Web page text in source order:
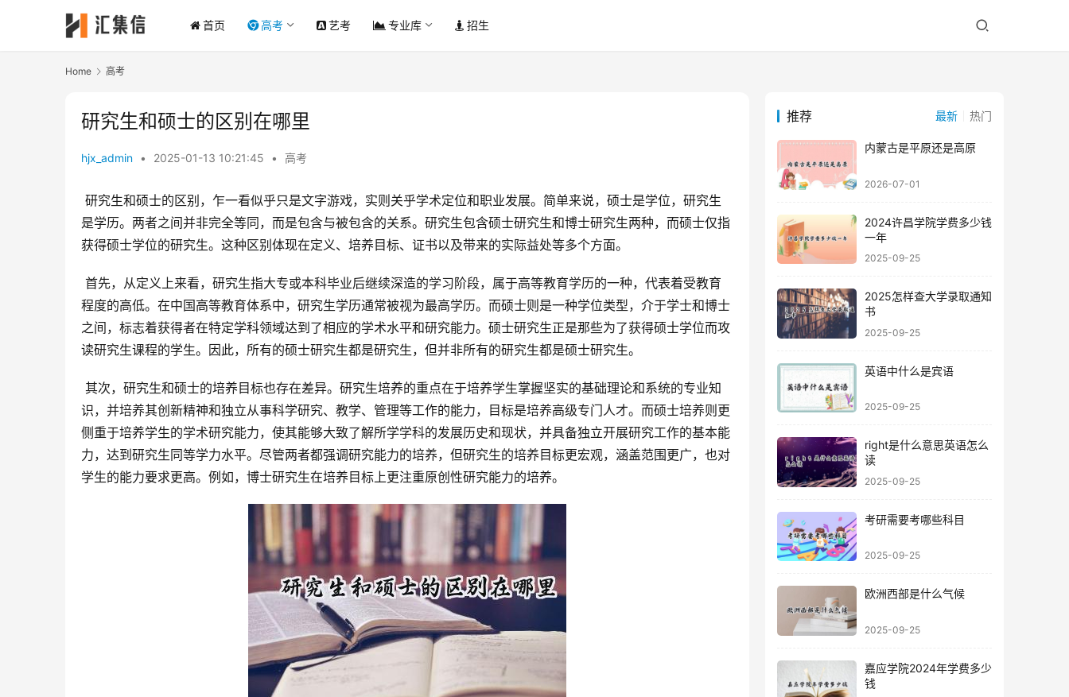
首页 高考 艺考 专业库 招生
Home 高考
研究生和硕士的区别在哪里
hjx_admin • 2025-01-13 10:21:45 • 高考
是学历。两者之间并非完全等同，而是包含与被包含的关系。研究生包含硕士研究生和博士研究生两种，而硕士仅指
获得硕士学位的研究生。这种区别体现在定义、培养目标、证书以及带来的实际益处等多个方面。
程度的高低。在中国高等教育体系中，研究生学历通常被视为最高学历。而硕士则是一种学位类型，介于学士和博士
之间，标志着获得者在特定学科领域达到了相应的学术水平和研究能力。硕士研究生正是那些为了获得硕士学位而攻
读研究生课程的学生。因此，所有的硕士研究生都是研究生，但并非所有的研究生都是硕士研究生。
识，并培养其创新精神和独立从事科学研究、教学、管理等工作的能力，目标是培养高级专门人才。而硕士培养则更
侧重于培养学生的学术研究能力，使其能够大致了解所学学科的发展历史和现状，并具备独立开展研究工作的基本能
力，达到研究生同等学力水平。尽管两者都强调研究能力的培养，但研究生的培养目标更宏观，涵盖范围更广，也对
学生的能力要求更高。例如，博士研究生在培养目标上更注重原创性研究能力的培养。
推荐 最新 热门
内蒙古是平原还是高原
2026-07-01
2024许昌学院学费多少钱
一年
2025-09-25
2025怎样查大学录取通知
书
2025-09-25
英语中什么是宾语
2025-09-25
right是什么意思英语怎么
读
2025-09-25
考研需要考哪些科目
2025-09-25
欧洲西部是什么气候
2025-09-25
嘉应学院2024年学费多少
钱